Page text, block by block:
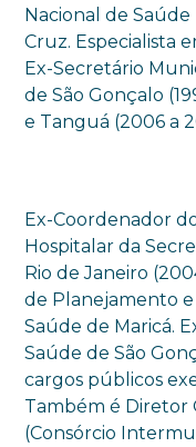
Nacional de
Cruz. Especialista
Ex-Secretário
de São Gonçalo
e Tanguá (2006 a
Ex-Coordenador
Hospitalar da
Rio de Janeiro
de Planejamento e
Saúde de Maricá.
Saúde de São
cargos públicos
Também é Diretor
(Consórcio